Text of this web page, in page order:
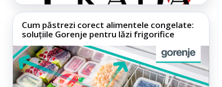
Cum păstrezi corect alimentele congelate:
soluțiile Gorenje pentru lăzi frigorifice